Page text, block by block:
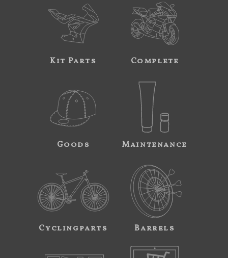
Kit Parts Complete
Goods Maintenance
Cyclingparts Barrels